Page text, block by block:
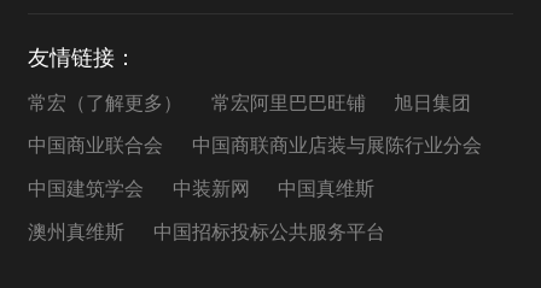
友情链接：
常宏（了解更多） 常宏阿里巴巴旺铺 旭日集团
中国商业联合会 中国商联商业店装与展陈行业分会
中国建筑学会 中装新网 中国真维斯
澳州真维斯 中国招标投标公共服务平台